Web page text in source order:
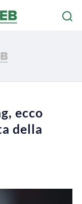
ecco
della